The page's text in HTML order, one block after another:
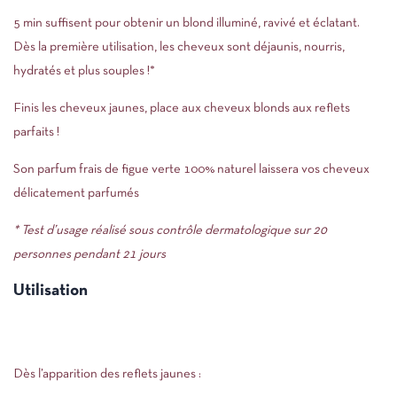
5 min suffisent pour obtenir un blond illuminé, ravivé et éclatant.
Dès la première utilisation, les cheveux sont déjaunis, nourris,
hydratés et plus souples !*
Finis les cheveux jaunes, place aux cheveux blonds aux reflets
parfaits !
Son parfum frais de figue verte 100% naturel laissera vos cheveux
délicatement parfumés
* Test d’usage réalisé sous contrôle dermatologique sur 20
personnes pendant 21 jours
Utilisation
Dès l’apparition des reflets jaunes :